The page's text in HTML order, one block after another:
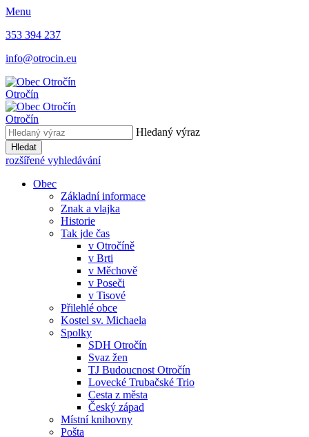
Menu
353 394 237
info@otrocin.eu
Otročín
Otročín
Hledaný výraz
Hledat
rozšířené vyhledávání
Obec
Základní informace
Znak a vlajka
Historie
Tak jde čas
v Otročíně
v Brti
v Měchově
v Poseči
v Tisové
Přilehlé obce
Kostel sv. Michaela
Spolky
SDH Otročín
Svaz žen
TJ Budoucnost Otročín
Lovecké Trubačské Trio
Cesta z města
Český západ
Místní knihovny
Pošta